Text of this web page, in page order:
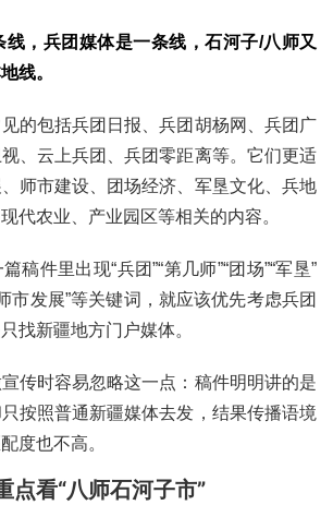
线，兵团媒体是一条线，石河子/八师又
线。
的包括兵团日报、兵团胡杨网、兵团广
、云上兵团、兵团零距离等。它们更适
师市建设、团场经济、军垦文化、兵地
代农业、产业园区等相关的内容。
稿件里出现“兵团”“第几师”“团场”“军垦”
师市发展”等关键词，就应该优先考虑兵团
找新疆地方门户媒体。
传时容易忽略这一点：稿件明明讲的是
按照普通新疆媒体去发，结果传播语境
度也不高。
点看“八师石河子市”